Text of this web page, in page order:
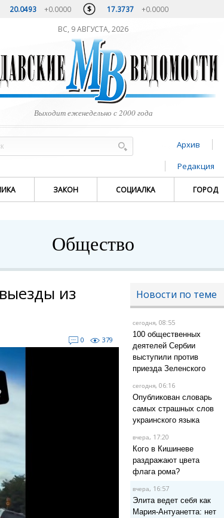
20.0493 +0.0000 17.3737 +0.0000
ВС, 9 АВГУСТА, 2026
Выходит еженедельно с 2000 года
Архив
Редакция
ЗАКОН СОЦИАЛКА ГОРОД
Общество
из
0 379
Новости по теме
сегодня, 08:55
100 общественных
деятелей Сербии
выступили против
приезда Зеленского
сегодня, 06:16
Опубликован словарь
самых страшных слов
украинского языка
вчера, 17:20
Кого в Кишиневе
раздражают цвета
флага рома?
вчера, 16:57
Элита ведет себя как
Мария-Антуанетта: нет